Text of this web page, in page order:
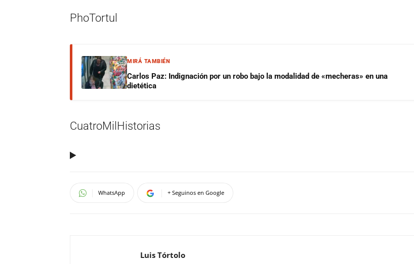
PhoTortul
MIRÁ TAMBIÉN
Carlos Paz: Indignación por un robo bajo la modalidad de «mecheras» en una
dietética
CuatroMilHistorias
WhatsApp + Seguinos en Google
Luis Tórtolo